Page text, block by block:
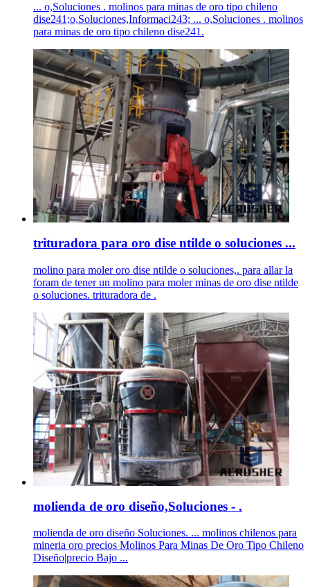
... o,Soluciones . molinos para minas de oro tipo chileno
dise241;o,Soluciones,Informaci243; ... o,Soluciones . molinos
para minas de oro tipo chileno dise241.
trituradora para oro dise ntilde o soluciones ...
molino para moler oro dise ntilde o soluciones,. para allar la
foram de tener un molino para moler minas de oro dise ntilde
o soluciones. trituradora de .
molienda de oro diseño,Soluciones - .
molienda de oro diseño Soluciones. ... molinos chilenos para
mineria oro precios Molinos Para Minas De Oro Tipo Chileno
Diseño|precio Bajo ...